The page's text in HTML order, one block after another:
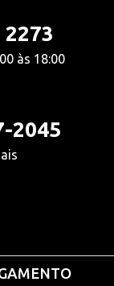
2273
às 18:00
2045